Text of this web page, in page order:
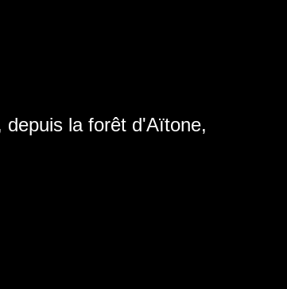
la forêt d'Aïtone,